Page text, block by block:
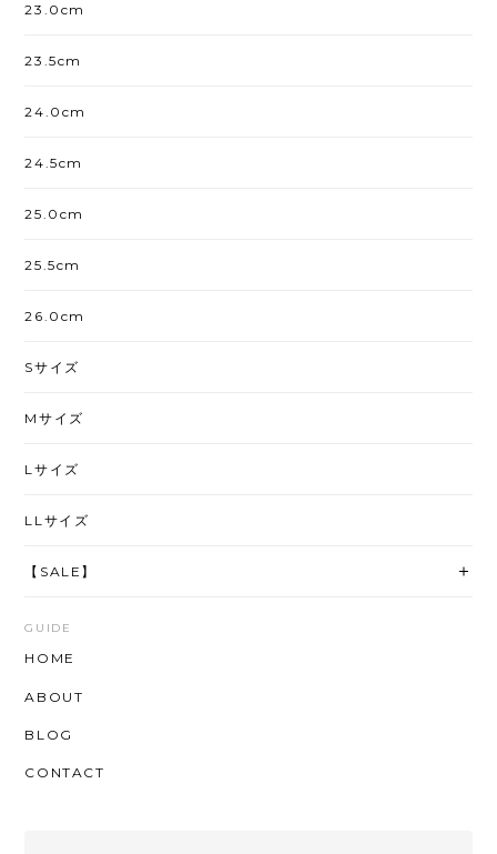
23.0cm
23.5cm
24.0cm
24.5cm
25.0cm
25.5cm
26.0cm
Sサイズ
Mサイズ
Lサイズ
LLサイズ
【SALE】
GUIDE
HOME
ABOUT
BLOG
CONTACT